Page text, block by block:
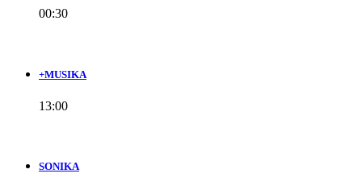
00:30
+MUSIKA
13:00
SONIKA